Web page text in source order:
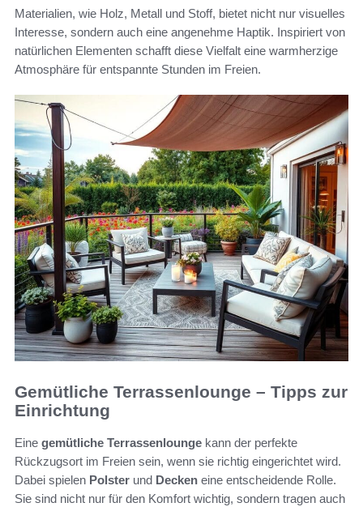
Materialien, wie Holz, Metall und Stoff, bietet nicht nur visuelles
Interesse, sondern auch eine angenehme Haptik. Inspiriert von
natürlichen Elementen schafft diese Vielfalt eine warmherzige
Atmosphäre für entspannte Stunden im Freien.
Gemütliche Terrassenlounge – Tipps zur
Einrichtung
Eine gemütliche Terrassenlounge kann der perfekte
Rückzugsort im Freien sein, wenn sie richtig eingerichtet wird.
Dabei spielen Polster und Decken eine entscheidende Rolle.
Sie sind nicht nur für den Komfort wichtig, sondern tragen auch